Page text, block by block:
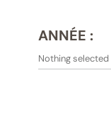
ANNÉE :
Nothing selected